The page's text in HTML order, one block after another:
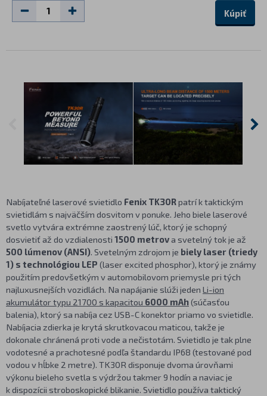
Kúpiť
Nabíjateľné laserové svietidlo Fenix TK30Rpatrí k taktickým
svietidlám s najväčším dosvitom v ponuke. Jeho biele laserové
svetlo vytvára extrémne zaostrený lúč, ktorý je schopný
dosvietiť až do vzdialenosti 1500 metrova svetelný tok je až
500 lúmenov (ANSI). Svetelným zdrojom je biely laser (triedy
1) s technológiou LEP (laser excited phosphor), ktorý je známy
použitím predovšetkým v automobilovom priemysle pri tých
najluxusnejších vozidlách. Na napájanie slúži jeden Li-ion
akumulátor typu 21700 s kapacitou 6000 mAh(súčasťou
balenia), ktorý sa nabíja cez USB-C konektor priamo vo svietidle.
Nabíjacia zdierka je krytá skrutkovacou maticou, takže je
dokonale chránená proti vode a nečistotám. Svietidlo je tak plne
vodotesné a prachotesné podľa štandardu IP68 (testované pod
vodou v hĺbke 2 metre). TK30R disponuje dvoma úrovňami
výkonu bieleho svetla s výdržou takmer 9 hodín a naviac je
k dispozícii stroboskopické blikanie. Svietidlo používa taktický